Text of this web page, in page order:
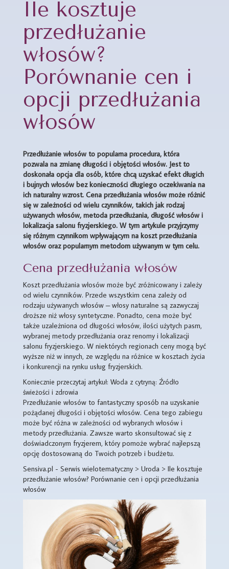
Ile kosztuje
przedłużanie
włosów?
Porównanie cen i
opcji przedłużania
włosów
Przedłużanie włosów to popularna procedura, która
pozwala na zmianę długości i objętości włosów. Jest to
doskonała opcja dla osób, które chcą uzyskać efekt długich
i bujnych włosów bez konieczności długiego oczekiwania na
ich naturalny wzrost. Cena przedłużania włosów może różnić
się w zależności od wielu czynników, takich jak rodzaj
używanych włosów, metoda przedłużania, długość włosów i
lokalizacja salonu fryzjerskiego. W tym artykule przyjrzymy
się różnym czynnikom wpływającym na koszt przedłużania
włosów oraz popularnym metodom używanym w tym celu.
Cena przedłużania włosów
Koszt przedłużania włosów może być zróżnicowany i zależy
od wielu czynników. Przede wszystkim cena zależy od
rodzaju używanych włosów – włosy naturalne są zazwyczaj
droższe niż włosy syntetyczne. Ponadto, cena może być
także uzależniona od długości włosów, ilości użytych pasm,
wybranej metody przedłużania oraz renomy i lokalizacji
salonu fryzjerskiego. W niektórych regionach ceny mogą być
wyższe niż w innych, ze względu na różnice w kosztach życia
i konkurencji na rynku usług fryzjerskich.
Koniecznie przeczytaj artykuł: Woda z cytryną: Źródło
świeżości i zdrowia
Przedłużanie włosów to fantastyczny sposób na uzyskanie
pożądanej długości i objętości włosów. Cena tego zabiegu
może być różna w zależności od wybranych włosów i
metody przedłużania. Zawsze warto skonsultować się z
doświadczonym fryzjerem, który pomoże wybrać najlepszą
opcję dostosowaną do Twoich potrzeb i budżetu.
Sensiva.pl - Serwis wielotematyczny > Uroda > Ile kosztuje
przedłużanie włosów? Porównanie cen i opcji przedłużania
włosów